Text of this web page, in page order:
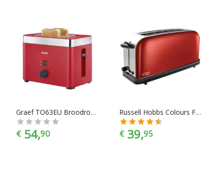
Graef TO63EU Broodrooster
€ 54,90
Russell Hobbs Colours Flame Red Long Slot Broodrooster
€ 39,95